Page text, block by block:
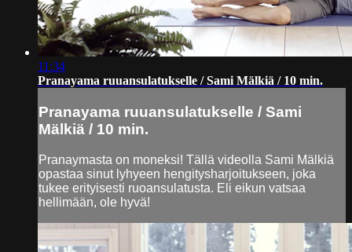
11:34
Pranayama ruuansulatukselle / Sami Mälkiä / 10 min.
Pranayama ruuansulatukselle / Sami
Mälkiä / 10 min.
Pranaymasta on moneksi! Tällä videolla Sami Mälkiä
opastaa sinut lyhyeen hengitysharjoitukseen, joka
tukee erityisesti ruoansulatusta. Eli eikun vatsaa
hellimään, ole hyvä!